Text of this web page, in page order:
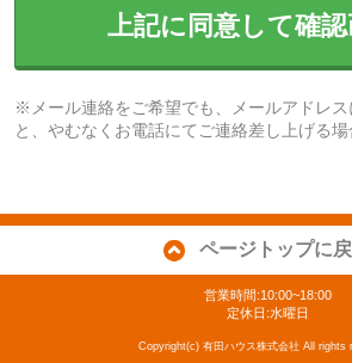
上記に同意して確
※メール連絡をご希望でも、メールアドレ
と、やむなくお電話にてご連絡差し上げる場
ページトップに
営業時間:10:00~18:00
定休日:水曜日
Copyright(c) 有田ハウス株式会社 All rights